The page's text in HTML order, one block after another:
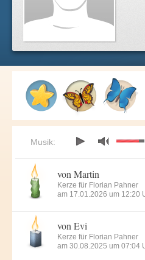
Musik:
von Martin
Kerze für Florian Pahner
am 17.01.2026 um 12:20
von Evi
Kerze für Florian Pahner
am 30.08.2025 um 07:04